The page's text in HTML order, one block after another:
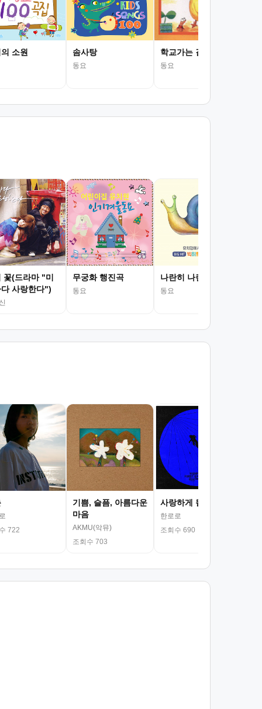
소원 솜사탕
동요
학교가는 길(1학년)
동요
꽃(드라마 "미
사랑한다")
무궁화 행진곡
동요
나란히 나란히
동요
722
기쁨, 슬픔, 아름다운
마음
AKMU(악뮤)
조회수 703
사랑하게 될 거야
한로로
조회수 690